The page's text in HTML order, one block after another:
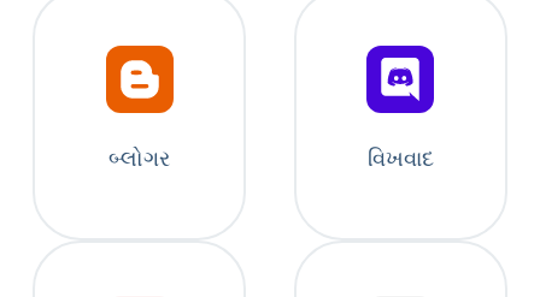
બ્લોગર વિખવાદ